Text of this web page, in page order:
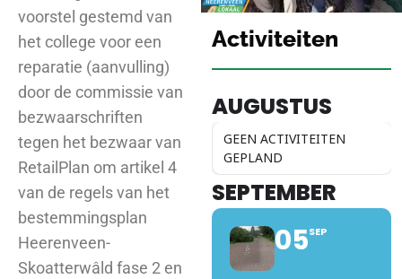
voorstel gestemd van
het college voor een
reparatie (aanvulling)
door de commissie van
bezwaarschriften
tegen het bezwaar van
RetailPlan om artikel 4
van de regels van het
bestemmingsplan
Heerenveen-
Skoatterwâld fase 2 en
Activiteiten
AUGUSTUS
GEEN ACTIVITEITEN
GEPLAND
SEPTEMBER
05SEP